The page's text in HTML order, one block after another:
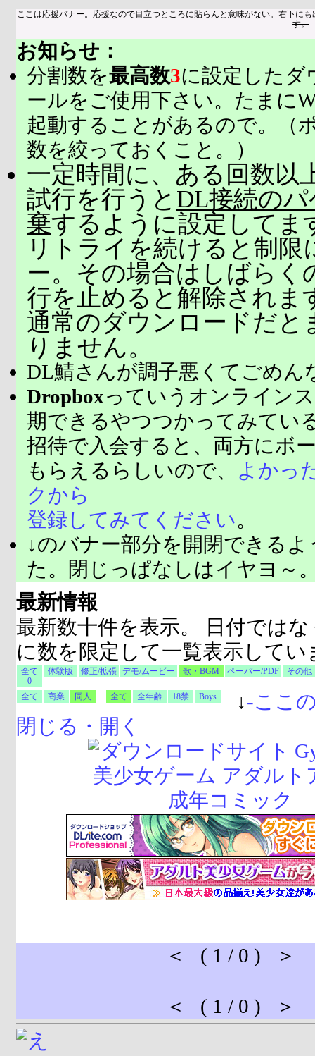
ここは応援バナー。応援なので目立つところに貼らんと意味がない。右下に
す。
お知らせ：
分割数を最高数3に設定したダ
ールをご使用下さい。たまに
起動することがあるので。（
数を絞っておくこと。）
一定時間に、ある回数以
試行を行うと DL接続の
棄するように設定してま
リトライを続けると制限
ー。その場合はしばらく
行を止めると解除されま
通常のダウンロードだと
りません。
DL鯖さんが調子悪くてごめん
Dropboxっていうオンライン
期できるやつつかってみてい
招待で入会すると、両方にボ
もらえるらしいので、
よかっ
クから
登録してみてください。
↓のバナー部分を開閉できる
た。閉じっぱなしはイヤヨ～
最新情報
最新数十件を表示。 日付では
に数を限定して一覧表示してい
全て
0
体験版 修正/拡張 デモ/ムービー 歌・BGM ペーパー/PDF その他
全て 商業 同人 全て 全年齢 18禁 Boys ↓-ここ
閉じる・開く
＜ ( 1 / 0 ) ＞
＜ ( 1 / 0 ) ＞